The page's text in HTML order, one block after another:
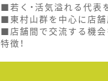
■若く・活気溢れる代表
■東村山群を中心に店舗
■店舗間で交流する機会
特徴！